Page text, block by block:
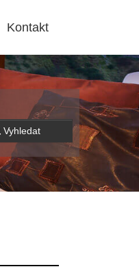
Kontakt
Vyhledat